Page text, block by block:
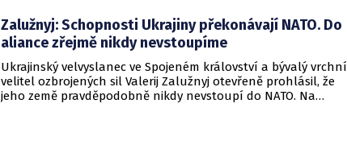
Zalužnyj: Schopnosti Ukrajiny překonávají NATO. Do
aliance zřejmě nikdy nevstoupíme
Ukrajinský velvyslanec ve Spojeném království a bývalý vrchní
velitel ozbrojených sil Valerij Zalužnyj otevřeně prohlásil, že
jeho země pravděpodobně nikdy nevstoupí do NATO. Na